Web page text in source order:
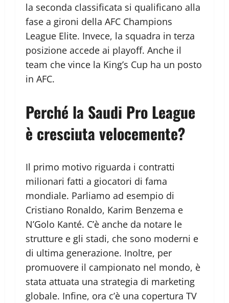
la seconda classificata si qualificano alla
fase a gironi della AFC Champions
League Elite. Invece, la squadra in terza
posizione accede ai playoff. Anche il
team che vince la King’s Cup ha un posto
in AFC.
Perché la Saudi Pro League
è cresciuta velocemente?
Il primo motivo riguarda i contratti
milionari fatti a giocatori di fama
mondiale. Parliamo ad esempio di
Cristiano Ronaldo, Karim Benzema e
N’Golo Kanté. C’è anche da notare le
strutture e gli stadi, che sono moderni e
di ultima generazione. Inoltre, per
promuovere il campionato nel mondo, è
stata attuata una strategia di marketing
globale. Infine, ora c’è una copertura TV